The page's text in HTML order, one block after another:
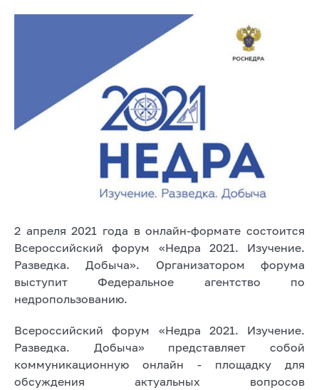
2 апреля 2021 года в онлайн-формате состоится
Всероссийский форум «Недра 2021. Изучение.
Разведка. Добыча». Организатором форума
выступит Федеральное агентство по
недропользованию.
Всероссийский форум «Недра 2021. Изучение.
Разведка. Добыча» представляет собой
коммуникационную онлайн - площадку для
обсуждения актуальных вопросов